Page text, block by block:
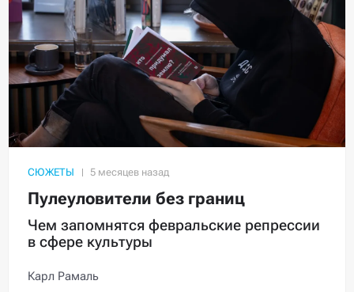
СЮЖЕТЫ
Пулеуловители без границ
Чем запомнятся февральские репрессии
в сфере культуры
Карл Рамаль